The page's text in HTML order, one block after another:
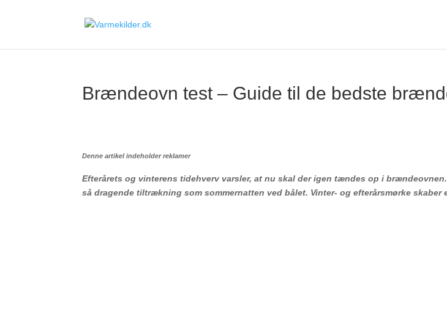
Brændeovn test – Guide til de bedste
Denne artikel indeholder reklamer
Efterårets og vinterens tidehverv varsler, at nu skal der igentændes op i brændeovnen
så dragende tiltrækning som sommernatten ved bålet. Vinter- og efterårsmørke